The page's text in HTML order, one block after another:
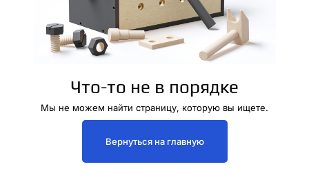
Что-то не в порядке
Мы не можем найти страницу, которую вы ищете.
Вернуться на главную